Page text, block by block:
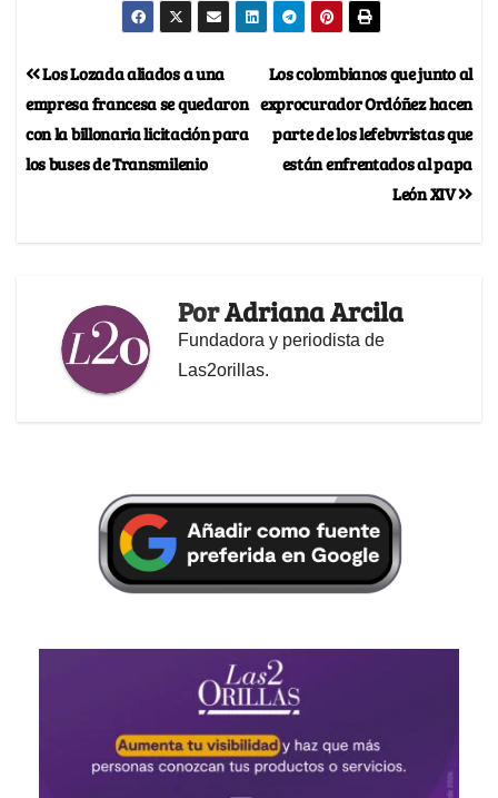
Los colombianos que junto al
exprocurador Ordóñez hacen
parte de los lefebvristas que
están enfrentados al papa
León XIV
Los Lozada aliados a una
empresa francesa se quedaron
con la billonaria licitación para
los buses de Transmilenio
PorAdriana Arcila
Fundadora y periodista de
Las2orillas.